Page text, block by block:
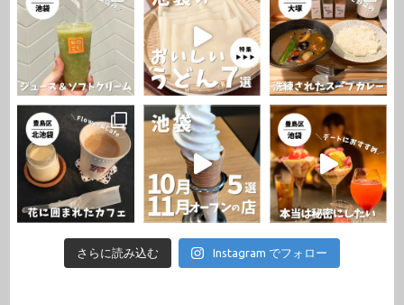
さらに読み込む Instagram でフォロー